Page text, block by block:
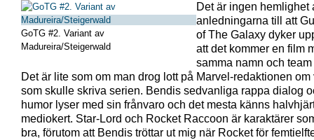
GoTG #2. Variant av
Madureira/Steigerwald
Det är ingen hemlighet
anledningarna till att
of The Galaxy dyker
att det kommer en film
samma namn och
Det är lite som om man drog lott på Marvel-redaktionen om
som skulle skriva serien. Bendis sedvanliga rappa dialog
humor lyser med sin frånvaro och det mesta känns
mediokert. Star-Lord och Rocket Raccoon är karaktärer
bra, förutom att Bendis tröttar ut mig när Rocket för